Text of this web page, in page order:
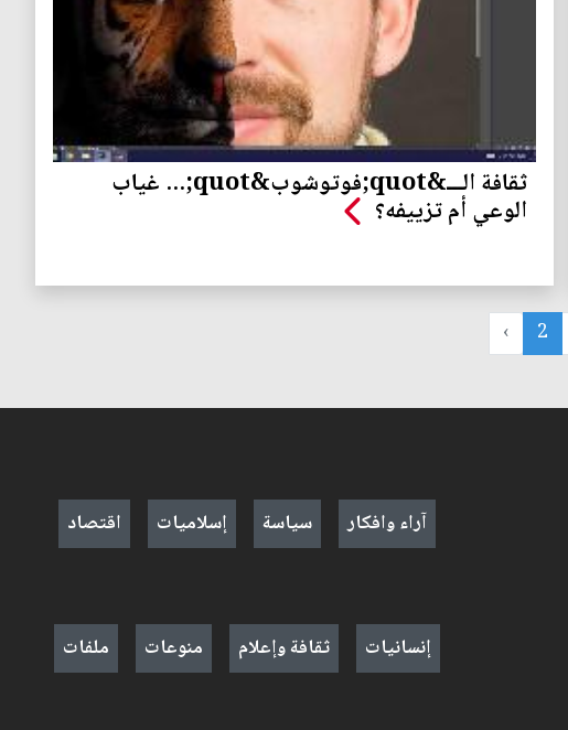
ثقافة الـــ&quot;فوتوشوب&quot;... غياب
الوعي أم تزييفه؟
2
›
آراء وافكار سياسة إسلاميات اقتصاد
إنسانيات ثقافة وإعلام منوعات ملفات